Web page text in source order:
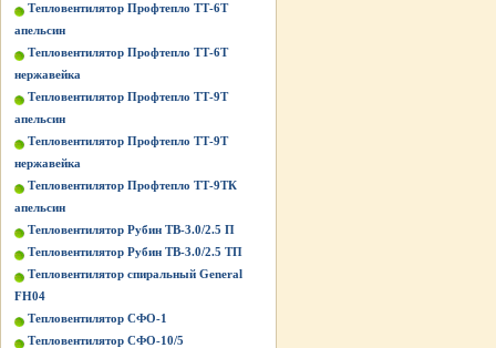
Тепловентилятор Профтепло ТТ-6Т
апельсин
Тепловентилятор Профтепло ТТ-6Т
нержавейка
Тепловентилятор Профтепло ТТ-9Т
апельсин
Тепловентилятор Профтепло ТТ-9Т
нержавейка
Тепловентилятор Профтепло ТТ-9ТК
апельсин
Тепловентилятор Рубин ТВ-3.0/2.5 П
Тепловентилятор Рубин ТВ-3.0/2.5 ТП
Тепловентилятор спиральный General
FH04
Тепловентилятор СФО-1
Тепловентилятор СФО-10/5